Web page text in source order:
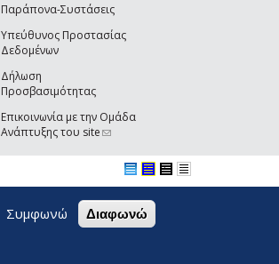
Παράπονα-Συστάσεις
Υπεύθυνος Προστασίας
Δεδομένων
Δήλωση
Προσβασιμότητας
Επικοινωνία με την Ομάδα
Ανάπτυξης του site(link sends e-mail)
Συμφωνώ Διαφωνώ